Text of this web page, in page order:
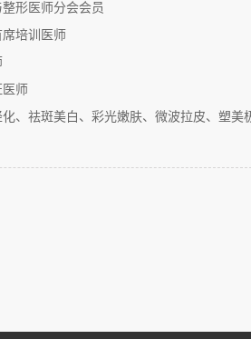
形医师分会会员
培训医师
师
祛斑美白、彩光嫩肤、微波拉皮、塑美